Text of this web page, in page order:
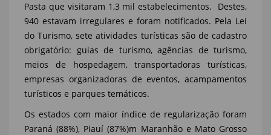
Pasta que visitaram 1,3 mil estabelecimentos. Destes,
940 estavam irregulares e foram notificados. Pela Lei
do Turismo, sete atividades turísticas são de cadastro
obrigatório: guias de turismo, agências de turismo,
meios de hospedagem, transportadoras turísticas,
empresas organizadoras de eventos, acampamentos
turísticos e parques temáticos.
Os estados com maior índice de regularização foram
Paraná (88%), Piauí (87%)m Maranhão e Mato Grosso